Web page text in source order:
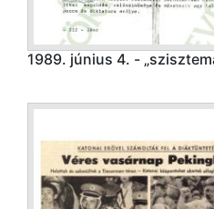
1989. június 4. -